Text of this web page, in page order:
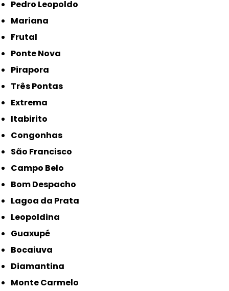
Pedro Leopoldo
Mariana
Frutal
Ponte Nova
Pirapora
Três Pontas
Extrema
Itabirito
Congonhas
São Francisco
Campo Belo
Bom Despacho
Lagoa da Prata
Leopoldina
Guaxupé
Bocaiuva
Diamantina
Monte Carmelo